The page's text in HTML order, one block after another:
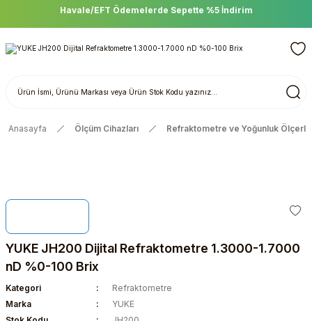
Havale/EFT Ödemelerde Sepette %5 İndirim
Anasayfa Ölçüm Cihazları Refraktometre ve Yoğunluk
YUKE JH200 Dijital Refraktometre 1.3000-1.7000
nD %0-100 Brix
Kategori
Refraktometre
Marka
YUKE